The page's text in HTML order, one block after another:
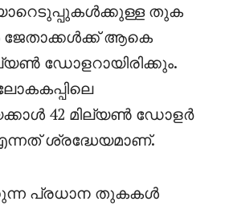
തുക
ജേതാക്കൾക്ക് ആകെ
ഡോളറായിരിക്കും.
42 മില്യൺ ഡോളർ
ശ്രദ്ധേയമാണ്.
പ്രധാന തുകകൾ